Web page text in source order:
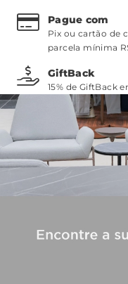
Pague com
Pix ou cartão de
parcela mínima
GiftBack
15% de GiftBack